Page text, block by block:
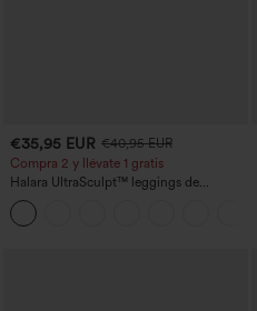
€35,95 EUR €40,95 EUR
Compra 2 y llévate 1 gratis
Halara UltraSculpt™ leggings de
entrenamiento moldeadores de talle alto
con fruncido trasero que realza los
glúteos, control de abdomen y bolsillos